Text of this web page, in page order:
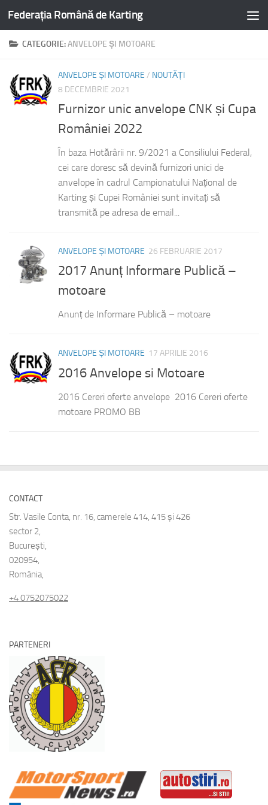
Federația Română de Karting
CATEGORIE:ANVELOPE ȘI MOTOARE
ANVELOPE ȘI MOTOARE / NOUTĂȚI
8 DECEMBRIE 2021
Furnizor unic anvelope CNK și Cupa
României 2022
În baza Hotărârii nr. 9/2021 a Consiliului Federal,
cei care doresc să devină furnizori unici de
anvelope în cadrul Campionatului Național de
Karting și Cupei României sunt invitați să
transmită pe adresa de email...
ANVELOPE ȘI MOTOARE 26 FEBRUARIE 2017
2017 Anunț Informare Publică –
motoare
Anunț de Informare Publică – motoare
ANVELOPE ȘI MOTOARE 17 APRILIE 2016
2016 Anvelope si Motoare
2016 Cereri oferte anvelope 2016 Cereri oferte
motoare PROMO BB
CONTACT
Str. Vasile Conta, nr. 16, camerele 414, 415 și 426
sector 2,
București,
020954,
România,
+4 0752075022
PARTENERI